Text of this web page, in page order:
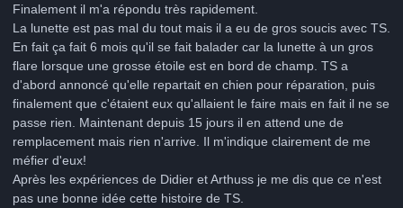
Finalement il m'a répondu très rapidement.
La lunette est pas mal du tout mais il a eu de gros soucis avec TS.
En fait ça fait 6 mois qu'il se fait balader car la lunette à un gros
flare lorsque une grosse étoile est en bord de champ. TS a
d'abord annoncé qu'elle repartait en chien pour réparation, puis
finalement que c'étaient eux qu'allaient le faire mais en fait il ne se
passe rien. Maintenant depuis 15 jours il en attend une de
remplacement mais rien n'arrive. Il m'indique clairement de me
méfier d'eux!
Après les expériences de Didier et Arthuss je me dis que ce n'est
pas une bonne idée cette histoire de TS.